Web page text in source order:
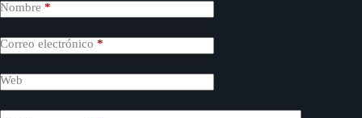
Nombre *
Correo electrónico *
Web